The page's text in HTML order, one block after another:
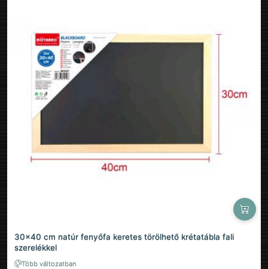
30×40 cm natúr fenyőfa keretes törölhető krétatábla fali
szerelékkel
Több változatban